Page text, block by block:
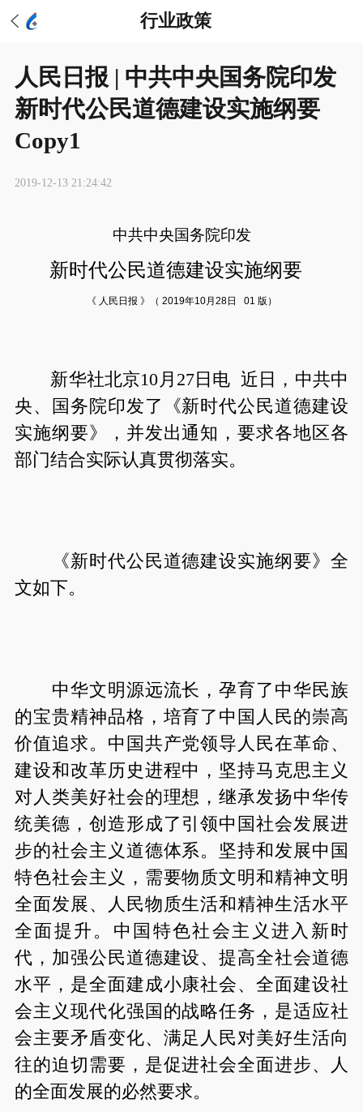
行业政策
人民日报 | 中共中央国务院印发
新时代公民道德建设实施纲要
Copy1
2019-12-13 21:24:42
中共中央国务院印发
新时代公民道德建设实施纲要
《 人民日报 》（ 2019年10月28日 01 版）
新华社北京10月27日电 近日，中共中
央、国务院印发了《新时代公民道德建设
实施纲要》，并发出通知，要求各地区各
部门结合实际认真贯彻落实。
《新时代公民道德建设实施纲要》全
文如下。
中华文明源远流长，孕育了中华民族
的宝贵精神品格，培育了中国人民的崇高
价值追求。中国共产党领导人民在革命、
建设和改革历史进程中，坚持马克思主义
对人类美好社会的理想，继承发扬中华传
统美德，创造形成了引领中国社会发展进
步的社会主义道德体系。坚持和发展中国
特色社会主义，需要物质文明和精神文明
全面发展、人民物质生活和精神生活水平
全面提升。中国特色社会主义进入新时
代，加强公民道德建设、提高全社会道德
水平，是全面建成小康社会、全面建设社
会主义现代化强国的战略任务，是适应社
会主要矛盾变化、满足人民对美好生活向
往的迫切需要，是促进社会全面进步、人
的全面发展的必然要求。